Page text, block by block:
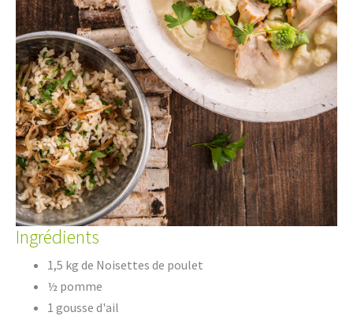
Ingrédients
1,5 kg de Noisettes de poulet
½ pomme
1 gousse d'ail